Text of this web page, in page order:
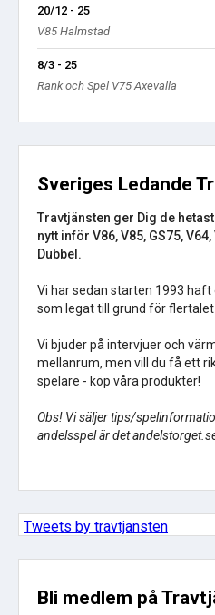
20/12 - 25
V85 Halmstad
8/3 - 25
Rank och Spel V75 Axevalla
Sveriges Ledande
Travtjänsten ger Dig de
nytt inför V86, V85, GS75,
Dubbel.
Vi har sedan starten 1993
som legat till grund för
Vi bjuder på intervjuer och
mellanrum, men vill du få ett
spelare - köp våra produkter!
Obs! Vi säljer tips/
andelsspel är det
Tweets by travtjansten
Bli medlem på